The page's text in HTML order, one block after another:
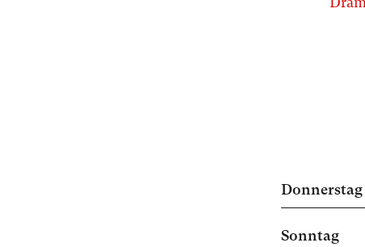
Donnerstag
Sonntag